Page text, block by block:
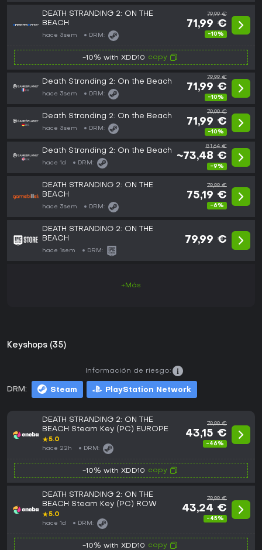
DEATH STRANDING 2: ON THE
BEACH
hace 3sem DRM:
79,99 €
71,99 €
-10%
-10% with XDD10 copy
Death Stranding 2: On the Beach
hace 3sem DRM:
79,99 €
71,99 €
-10%
Death Stranding 2: On the Beach
hace 3sem DRM:
79,99 €
71,99 €
-10%
Death Stranding 2: On the Beach
hace 1d DRM:
81,64 €
~73,48 €
-9%
DEATH STRANDING 2: ON THE
BEACH
hace 3sem DRM:
79,99 €
75,19 €
-6%
DEATH STRANDING 2: ON THE
BEACH
hace 1sem DRM:
79,99 €
+Más
Keyshops (35)
DRM: Steam PlayStation Network
Información de riesgo:
DEATH STRANDING 2: ON THE
BEACH Steam Key (PC) EUROPE
★5.0
hace 22h DRM:
79,99 €
43,15 €
-46%
-10% with XDD10 copy
DEATH STRANDING 2: ON THE
BEACH Steam Key (PC) ROW
★5.0
hace 1d DRM:
79,99 €
43,24 €
-45%
-10% with XDD10 copy